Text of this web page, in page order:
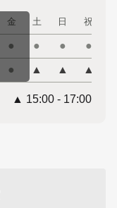
金 土 日 祝
● ● ● ●
● ▲ ▲ ▲
▲ 15:00 - 17:00